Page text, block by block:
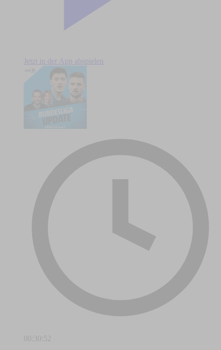
Jetzt in der App abspielen
00:30:52